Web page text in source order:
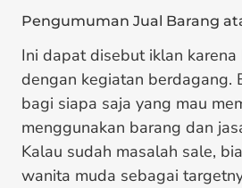
Pengumuman Jual Barang
Ini dapat disebut iklan
dengan kegiatan berdagang.
bagi siapa saja yang mau
menggunakan barang dan
Kalau sudah masalah sale,
wanita muda sebagai